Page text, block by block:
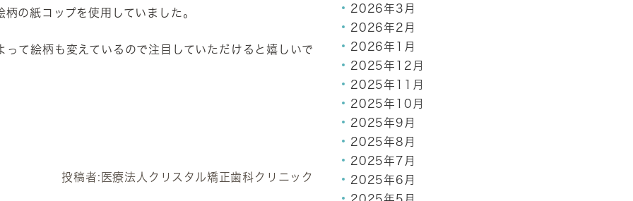
の紙コップを使用していました。
て絵柄も変えているので注目していただけると嬉しいで
投稿者: 医療法人クリスタル矯正歯科クリニック
2026年3月
2026年2月
2026年1月
2025年12月
2025年11月
2025年10月
2025年9月
2025年8月
2025年7月
2025年6月